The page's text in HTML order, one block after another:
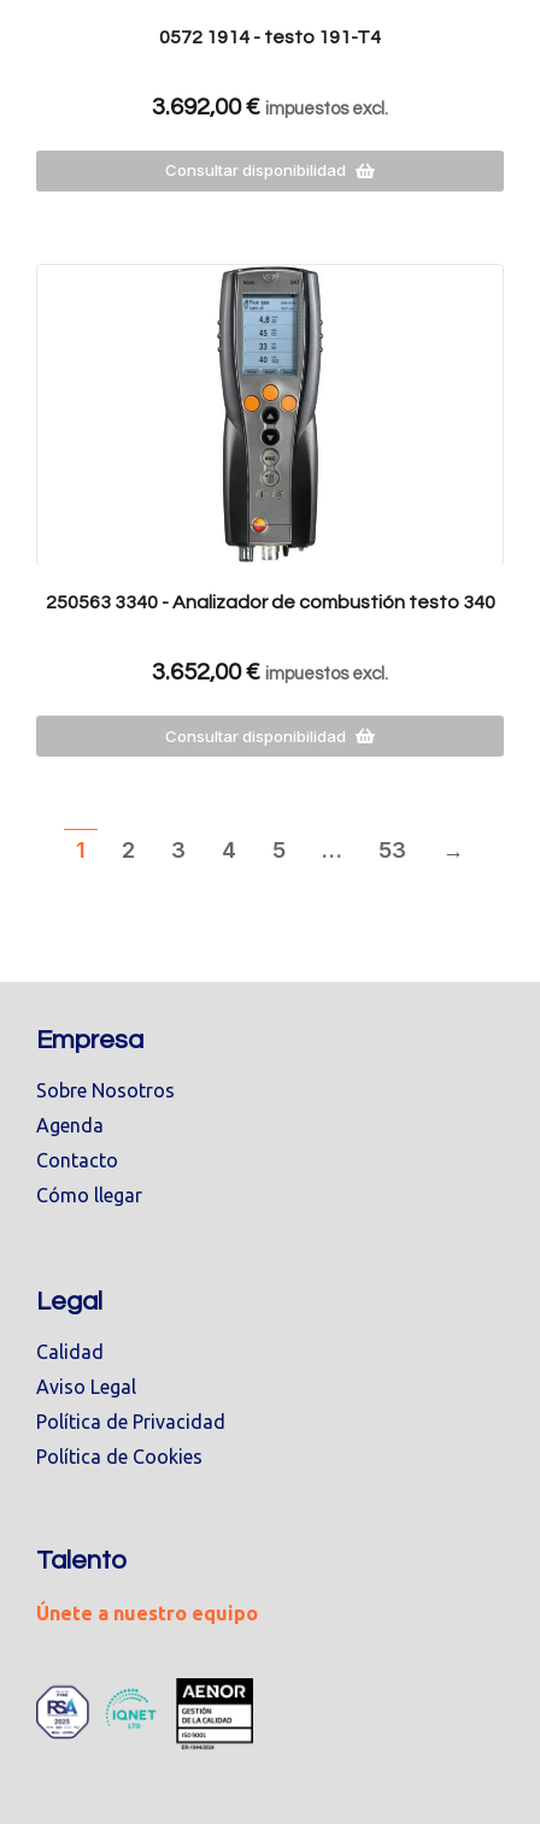
0572 1914 - testo 191-T4
3.692,00€ impuestos excl.
Consultar disponibilidad
250563 3340 - Analizador de combustión testo 340
3.652,00€ impuestos excl.
Consultar disponibilidad
1 2 3 4 5 … 53 →
Empresa
Sobre Nosotros
Agenda
Contacto
Cómo llegar
Legal
Calidad
Aviso Legal
Política de Privacidad
Política de Cookies
Talento
Únete a nuestro equipo